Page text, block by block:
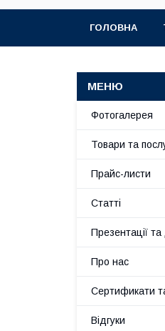
ГОЛОВНА
Фотогалерея
Товари та
Прайс-листи
Статті
Презентації
Про нас
Сертификати та
Відгуки